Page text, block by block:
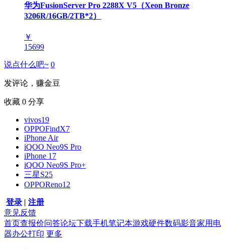
华为FusionServer Pro 2288X V5（Xeon Bronze
3206R/16GB/2TB*2）
￥
15699
说点什么吧~ 0
发评论，赚金豆
收藏 0 分享
vivos19
OPPOFindX7
iPhone Air
iQOO Neo9S Pro
iPhone 17
iQOO Neo9S Pro+
三星S25
OPPOReno12
登录 | 注册
意见反馈
首页查报价问答论坛下载手机笔记本游戏硬件数码影音家用电
器办公打印 更多